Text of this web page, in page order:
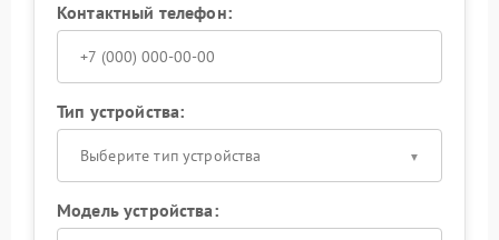
Контактный телефон:
Тип устройства:
Выберите тип устройства
Модель устройства: